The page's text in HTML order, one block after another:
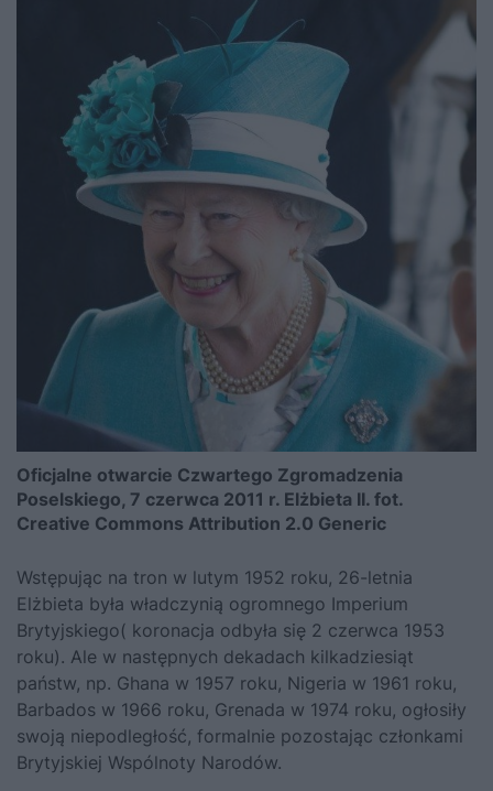
Oficjalne otwarcie Czwartego Zgromadzenia
Poselskiego, 7 czerwca 2011 r. Elżbieta II. fot.
Creative Commons Attribution 2.0 Generic
Wstępując na tron w lutym 1952 roku, 26-letnia
Elżbieta była władczynią ogromnego Imperium
Brytyjskiego( koronacja odbyła się 2 czerwca 1953
roku). Ale w następnych dekadach kilkadziesiąt
państw, np. Ghana w 1957 roku, Nigeria w 1961 roku,
Barbados w 1966 roku, Grenada w 1974 roku, ogłosiły
swoją niepodległość, formalnie pozostając członkami
Brytyjskiej Wspólnoty Narodów.